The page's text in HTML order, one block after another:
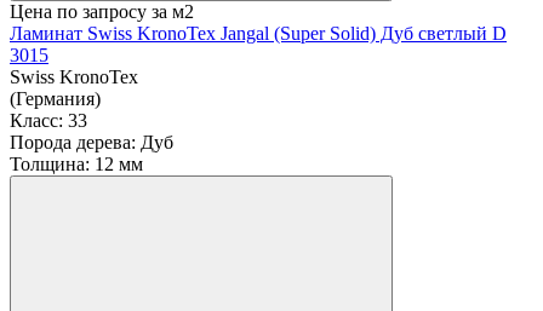
Цена по запросу за м2
Ламинат Swiss KronoTex Jangal (Super Solid) Дуб светлый D
3015
Swiss KronoTex
(Германия)
Класс: 33
Порода дерева: Дуб
Толщина: 12 мм